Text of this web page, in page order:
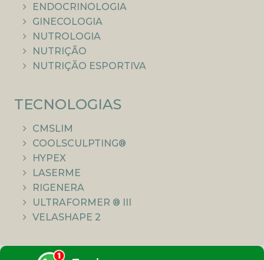
ENDOCRINOLOGIA
GINECOLOGIA
NUTROLOGIA
NUTRIÇÃO
NUTRIÇÃO ESPORTIVA
TECNOLOGIAS
CMSLIM
COOLSCULPTING®
HYPEX
LASERME
RIGENERA
ULTRAFORMER ® III
VELASHAPE 2